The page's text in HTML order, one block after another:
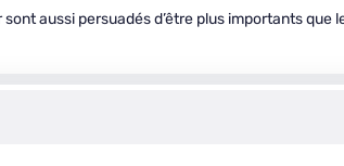
aussi persuadés d’être plus importants que